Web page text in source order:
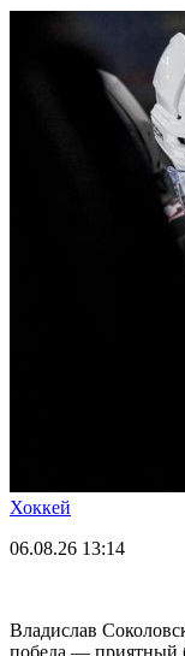
Хоккей
06.08.26 13:14
Владислав
победа — приятный